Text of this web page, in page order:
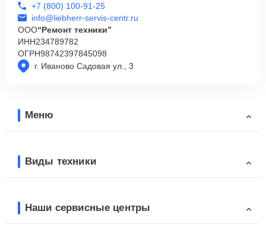
г. Иваново Садовая ул., 3
+7 (800) 100-91-25
info@liebherr-servis-centr.ru
ООО“Ремонт техники”
ИНН234789782
ОГРН98742397845098
Меню
Виды техники
Наши сервисные центры